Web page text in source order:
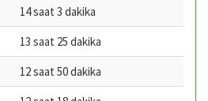
14 saat 3 dakika
13 saat 25 dakika
12 saat 50 dakika